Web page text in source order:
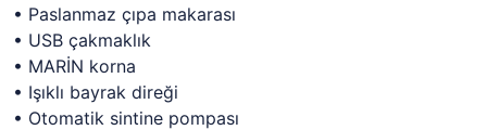
• Paslanmaz çıpa makarası
• USB çakmaklık
• MARİN korna
• Işıklı bayrak direği
• Otomatik sintine pompası